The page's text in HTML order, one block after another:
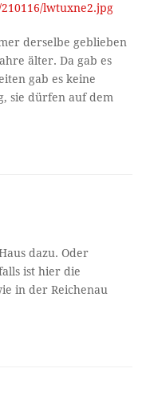
lwtuxne2.jpg
derselbe geblieben
älter. Da gab es
gab es keine
sie dürfen auf dem
dazu. Oder
ist hier die
in der Reichenau